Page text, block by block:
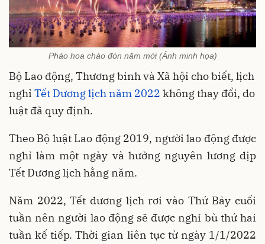
Pháo hoa chào đón năm mới (Ảnh minh họa)
Bộ Lao động, Thương binh và Xã hội cho biết, lịch
nghỉ Tết Dương lịch năm 2022 không thay đổi, do
luật đã quy định.
Theo Bộ luật Lao động 2019, người lao động được
nghỉ làm một ngày và hưởng nguyên lương dịp
Tết Dương lịch hằng năm.
Năm 2022, Tết dương lịch rơi vào Thứ Bảy cuối
tuần nên người lao động sẽ được nghỉ bù thứ hai
tuần kế tiếp. Thời gian liên tục từ ngày 1/1/2022